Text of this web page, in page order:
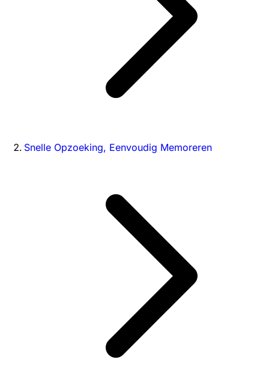
Snelle Opzoeking, Eenvoudig Memoreren